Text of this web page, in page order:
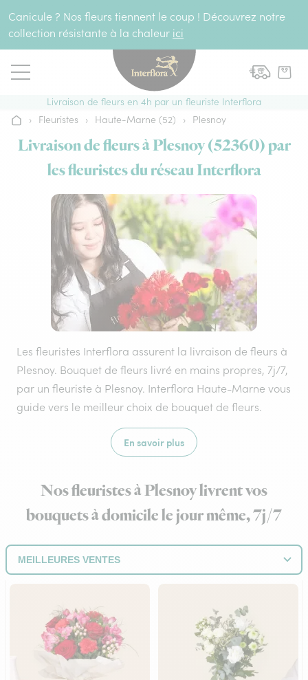
Canicule ? Nos fleurs tiennent le coup ! Découvrez notre
collection résistante à la chaleur ici
Livraison de fleurs en 4h par un fleuriste Interflora
Accueil
› Fleuristes › Haute-Marne (52) › Plesnoy
Livraison de fleurs à Plesnoy (52360) par
les fleuristes du réseau Interflora
Les fleuristes Interflora assurent la livraison de fleurs à
Plesnoy. Bouquet de fleurs livré en mains propres, 7j/7,
par un fleuriste à Plesnoy. Interflora Haute-Marne vous
guide vers le meilleur choix de bouquet de fleurs.
En savoir plus
Nos fleuristes à Plesnoy livrent vos
bouquets à domicile le jour même, 7j/7